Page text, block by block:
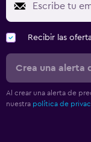
Recibir las
Crea una alerta
Al crear una alerta de
nuestra política de